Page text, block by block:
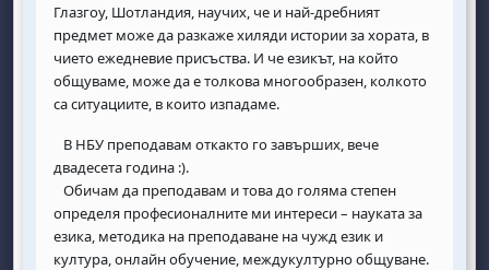
Глазгоу, Шотландия, научих, че и най-дребният
предмет може да разкаже хиляди истории за хората, в
чието ежедневие присъства. И че езикът, на който
общуваме, може да е толкова многообразен, колкото
са ситуациите, в които изпадаме.
В НБУ преподавам откакто го завърших, вече
двадесета година :).
Обичам да преподавам и това до голяма степен
определя професионалните ми интереси – науката за
езика, методика на преподаване на чужд език и
култура, онлайн обучение, междукултурно общуване.